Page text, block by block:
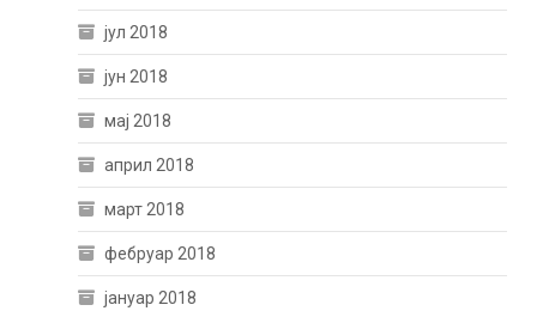
јул 2018
јун 2018
мај 2018
април 2018
март 2018
фебруар 2018
јануар 2018